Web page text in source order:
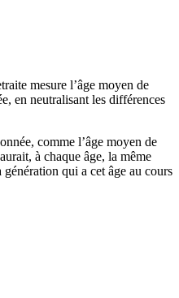
mesure l’âge moyen de
en neutralisant les différences
comme l’âge moyen de
à chaque âge, la même
qui a cet âge au cours